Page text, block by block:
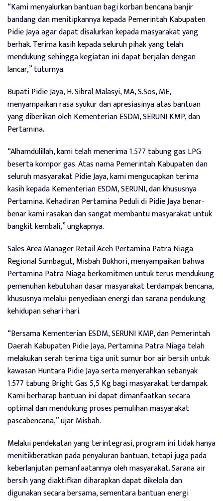
“Kami menyalurkan bantuan bagi korban bencana banjir
bandang dan menitipkannya kepada Pemerintah Kabupaten
Pidie Jaya agar dapat disalurkan kepada masyarakat yang
berhak. Terima kasih kepada seluruh pihak yang telah
mendukung sehingga kegiatan ini dapat berjalan dengan
lancar,” tuturnya.
Bupati Pidie Jaya, H. Sibral Malasyi, MA, S.Sos, ME,
menyampaikan rasa syukur dan apresiasinya atas bantuan
yang diberikan oleh Kementerian ESDM, SERUNI KMP, dan
Pertamina.
“Alhamdulillah, kami telah menerima 1.577 tabung gas LPG
beserta kompor gas. Atas nama Pemerintah Kabupaten dan
seluruh masyarakat Pidie Jaya, kami mengucapkan terima
kasih kepada Kementerian ESDM, SERUNI, dan khususnya
Pertamina. Kehadiran Pertamina Peduli di Pidie Jaya benar-
benar kami rasakan dan sangat membantu masyarakat untuk
bangkit kembali,” ungkapnya.
Sales Area Manager Retail Aceh Pertamina Patra Niaga
Regional Sumbagut, Misbah Bukhori, menyampaikan bahwa
Pertamina Patra Niaga berkomitmen untuk terus mendukung
pemenuhan kebutuhan dasar masyarakat terdampak bencana,
khususnya melalui penyediaan energi dan sarana pendukung
kehidupan sehari-hari.
“Bersama Kementerian ESDM, SERUNI KMP, dan Pemerintah
Daerah Kabupaten Pidie Jaya, Pertamina Patra Niaga telah
melakukan serah terima tiga unit sumur bor air bersih untuk
kawasan Huntara Pidie Jaya serta menyerahkan sebanyak
1.577 tabung Bright Gas 5,5 Kg bagi masyarakat terdampak.
Kami berharap bantuan ini dapat dimanfaatkan secara
optimal dan mendukung proses pemulihan masyarakat
pascabencana,” ujar Misbah.
Melalui pendekatan yang terintegrasi, program ini tidak hanya
menitikberatkan pada penyaluran bantuan, tetapi juga pada
keberlanjutan pemanfaatannya oleh masyarakat. Sarana air
bersih yang diaktifkan diharapkan dapat dikelola dan
digunakan secara bersama, sementara bantuan energi